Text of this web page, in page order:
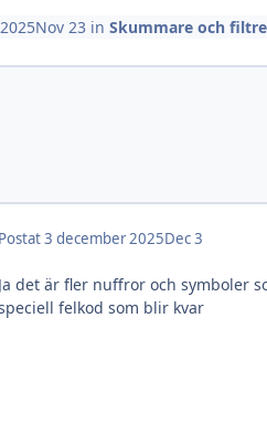
Nov 23 in Skummare och
Postat3 december 2025Dec 3
Ja det är fler nuffror och symboler
felkod som blir kvar